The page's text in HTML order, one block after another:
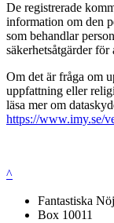
De registrerade
information om den
som behandlar
säkerhetsåtgärder
Om det är fråga om
uppfattning eller
läsa mer om
https://www.imy.se/
^
Fantastiska
Box 10011